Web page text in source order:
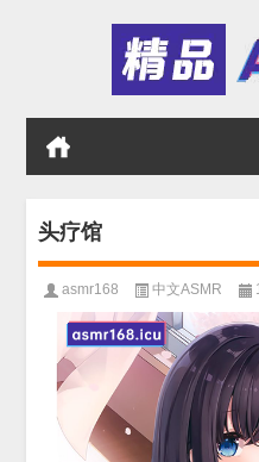
头疗馆
asmr168 中文ASMR